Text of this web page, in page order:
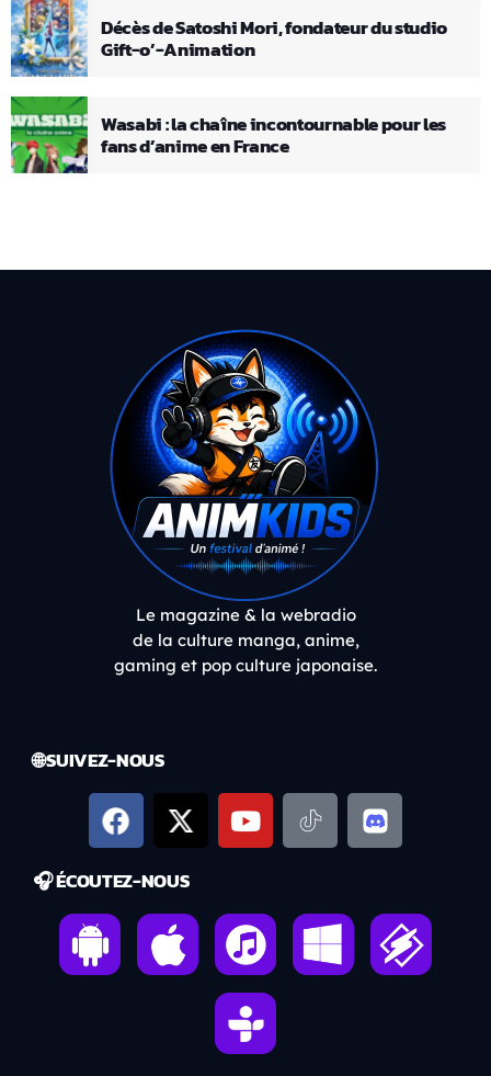
Décès de Satoshi Mori, fondateur du studio
Gift-o’-Animation
Wasabi : la chaîne incontournable pour les
fans d’anime en France
Le magazine & la webradio
de la culture manga, anime,
gaming et pop culture japonaise.
🌐 SUIVEZ-NOUS
🎧 ÉCOUTEZ-NOUS